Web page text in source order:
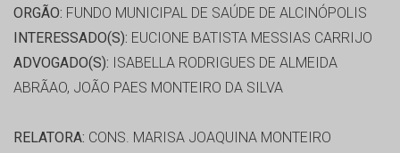
ORGÃO: FUNDO MUNICIPAL DE SAÚDE DE ALCINÓPOLIS
INTERESSADO(S): EUCIONE BATISTA MESSIAS CARRIJO
ADVOGADO(S): ISABELLA RODRIGUES DE ALMEIDA
ABRÃAO, JOÃO PAES MONTEIRO DA SILVA
RELATORA: CONS. MARISA JOAQUINA MONTEIRO